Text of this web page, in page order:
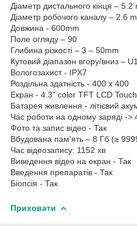
Діаметр дистального кінця – 5.2
Діаметр робочого каналу – 2.6
Довжина - 600mm
Поле огляду – 90
Глибина різкості – 3 – 50mm
Кутовий діапазон вгору/вниз –
Вологозахист - IPX7
Роздільна здатність - 400 х 400
Екран - 4.3" color TFT LCD
Батарея живлення - літієвий
Час роботи на одному заряді ->
Фото та запис відео - Так
Вбудована пам'ять – 8 Гб (≥
Час відеозапису: 1152 хв
Виведення відео на екран - Так
Введення препаратів - Так
Біопсія - Так
Приховати